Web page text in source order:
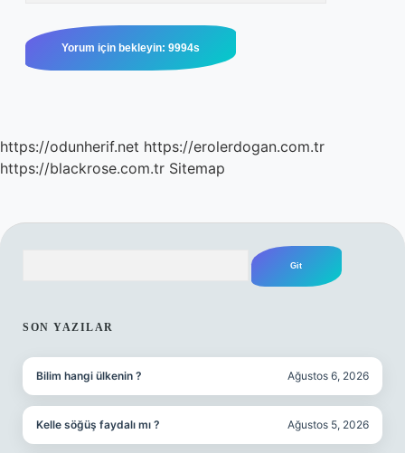
https://odunherif.net https://erolerdogan.com.tr
https://blackrose.com.tr Sitemap
SON YAZILAR
Bilim hangi ülkenin ? Ağustos 6, 2026
Kelle söğüş faydalı mı ? Ağustos 5, 2026